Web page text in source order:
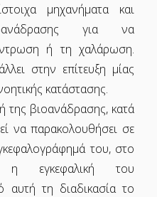
μηχανήματα και
για να
ή τη χαλάρωση.
στην επίτευξη μίας
κατάστασης.
της βιοανάδρασης, κατά
να παρακολουθήσει σε
του, στο
η εγκεφαλική του
αυτή τη διαδικασία το